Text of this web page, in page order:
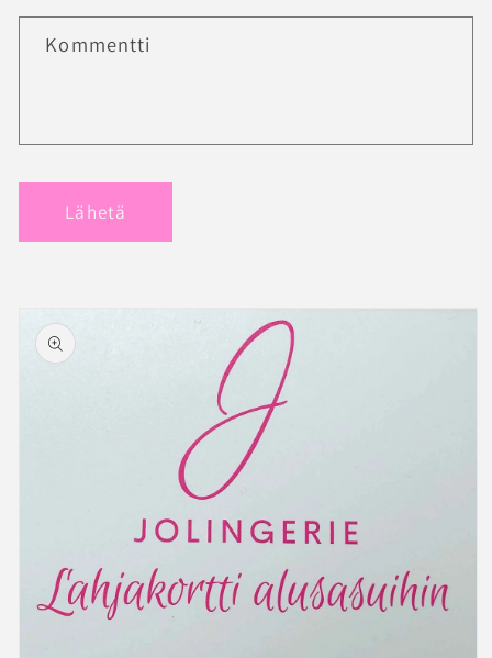
Kommentti
Lähetä
Siirry
tuotetietoihin